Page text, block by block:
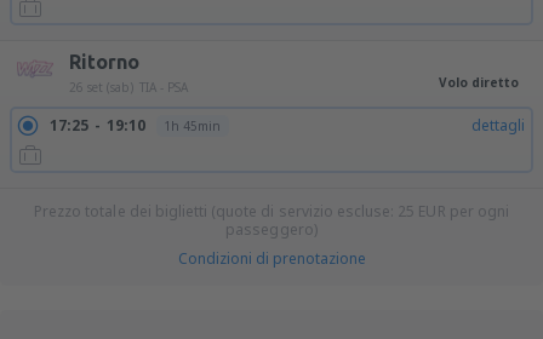
Ritorno
26 set (sab) TIA - PSA Volo diretto
17:25 19:10 1h 45min dettagli
Prezzo totale dei biglietti (quote di servizio escluse: 25 EUR per ogni
passeggero)
Condizioni di prenotazione